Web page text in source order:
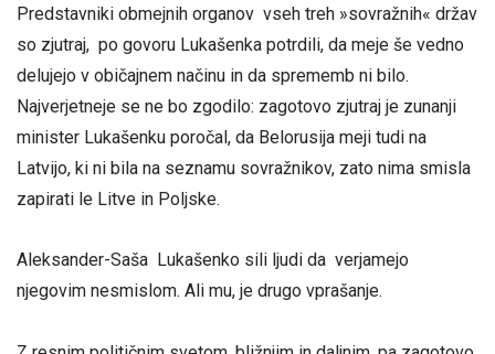
Predstavniki obmejnih organov vseh treh »sovražnih« držav
so zjutraj, po govoru Lukašenka potrdili, da meje še vedno
delujejo v običajnem načinu in da sprememb ni bilo.
Najverjetneje se ne bo zgodilo: zagotovo zjutraj je zunanji
minister Lukašenku poročal, da Belorusija meji tudi na
Latvijo, ki ni bila na seznamu sovražnikov, zato nima smisla
zapirati le Litve in Poljske.
Aleksander-Saša Lukašenko sili ljudi da verjamejo
njegovim nesmislom. Ali mu, je drugo vprašanje.